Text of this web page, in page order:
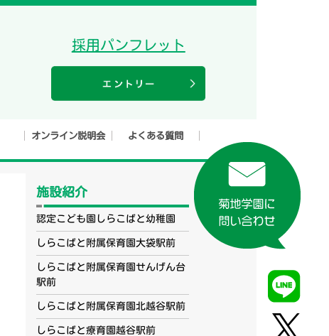
採用パンフレット
オンライン説明会 よくある質問
施設紹介
認定こども園しらこばと幼稚園
しらこばと附属保育園大袋駅前
しらこばと附属保育園せんげん台
駅前
しらこばと附属保育園北越谷駅前
しらこばと療育園越谷駅前